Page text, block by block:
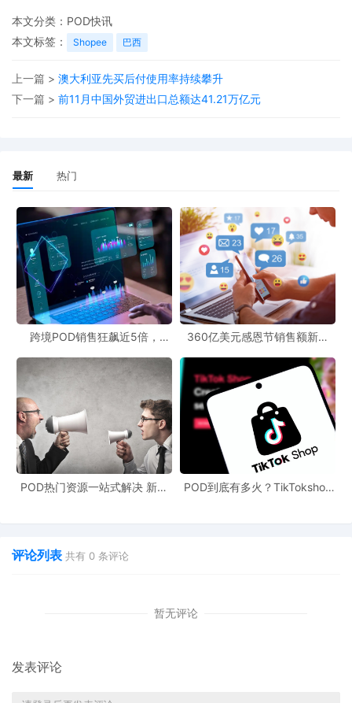
本文分类： POD快讯
本文标签：
Shopee 巴西
上一篇 > 澳大利亚先买后付使用率持续攀升
下一篇 > 前11月中国外贸进出口总额达41.21万亿元
最新 热门
跨境POD销售狂飙近5倍，
360亿美元感恩节销售额新纪
新风潮！
POD热门资源一站式解决 新手
POD到底有多火？TikTokshop
评论列表 共有 0 条评论
暂无评论
发表评论